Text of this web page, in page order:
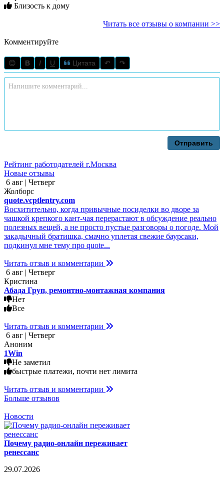
Близость к дому
Читать все отзывы о компании >>
Комментируйте
😊 B I U Цитата ↶ ↷
Отправить
Рейтинг работодателей г.Москва
Новые отзывы
6 авг | Четверг
Жолборс
quote.vcptlentry.com
Восхитительно, когда привычные посиделки во дворе за
чашкой крепкого кант-чая перерастают в обсуждение реально
полезных вещей, а не просто пустые разговоры о погоде. Мой
закадычный братишка, смачно уплетая свежие баурсаки,
подкинул мне тему про quote...
Читать отзыв и комментарии
6 авг | Четверг
Кристина
Абада Груп, ремонтно-монтажная компания
Нет
Все
Читать отзыв и комментарии
6 авг | Четверг
Аноним
1Win
Не заметил
быстрые платежи, почти нет лимита
Читать отзыв и комментарии
Больше отзывов
Новости
Почему радио-онлайн переживает
ренессанс
29.07.2026